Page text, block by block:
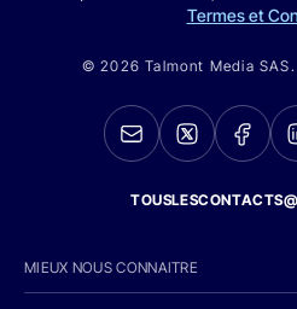
Termes et
© 2026 Talmont Media
MIEUX NOUS CONNAITRE